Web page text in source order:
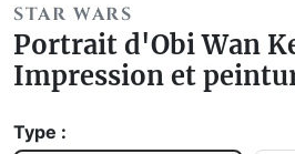
STAR WARS
Portrait d'Obi Wan
Impression et
Type :